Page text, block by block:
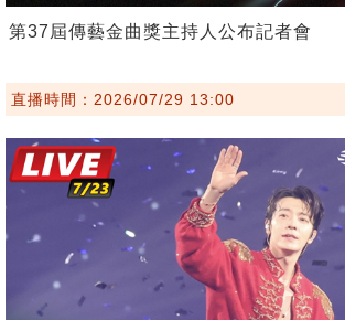
第37屆傳藝金曲獎主持人公布記者會
直播時間：2026/07/29 13:00